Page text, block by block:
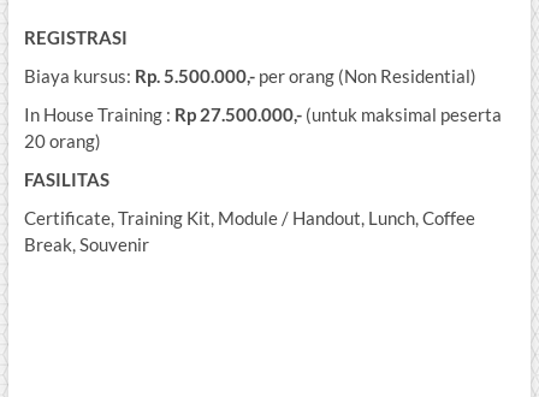
REGISTRASI
Biaya kursus: Rp.5.500.000,-per orang (Non Residential)
In House Training : Rp 27.500.000,-(untuk maksimal peserta
20 orang)
FASILITAS
Certificate, Training Kit, Module / Handout, Lunch, Coffee
Break, Souvenir